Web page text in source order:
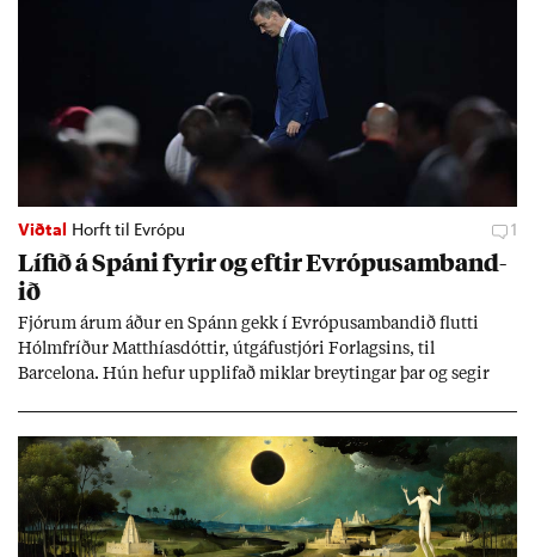
Viðtal Horft til Evrópu 1
Líf­ið á Spáni fyr­ir og eft­ir Evr­ópu­sam­band­
ið
Fjór­um ár­um áð­ur en Spánn gekk í Evr­ópu­sam­band­ið flutti
Hólm­fríð­ur Matth­ías­dótt­ir, út­gáfu­stjóri For­lags­ins, til
Barcelona. Hún hef­ur upp­lif­að mikl­ar breyt­ing­ar þar og seg­ir
jafnt sem styrkj­um til menn­ing­ar­mála. Þá hafi katalónsk­an hlot­
ið með­byr.